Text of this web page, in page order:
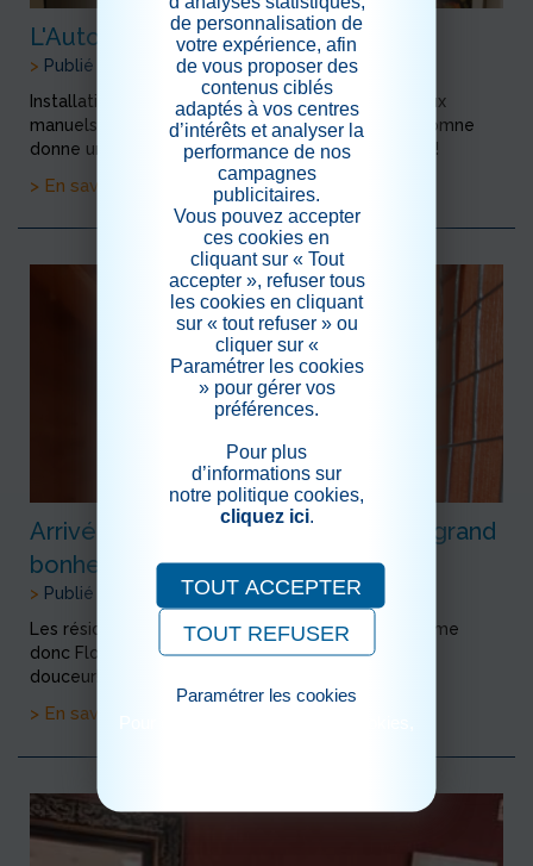
L'Automne est arrivé !
> Publié le 05/10/2020
Installation par Valérie notre animatrice des travaux
manuels de nos résidents. La thématique de l'Automne
donne un résultat époustouflant : juste magnifique!
> En savoir plus
Arrivée de notre lapine pour le plus grand
bonheur des résidents
> Publié le 24/09/2020
Les résidents ont décidé : notre lapine se prénomme
donc Flocon en lien avec sa couleur blanche et sa
douceur!
> En savoir plus
de personnalisation de
votre expérience, afin
de vous proposer des
contenus ciblés
adaptés à vos centres
d’intérêts et analyser la
performance de nos
campagnes
publicitaires.
Vous pouvez accepter
ces cookies en
cliquant sur « Tout
accepter », refuser tous
les cookies en cliquant
sur « tout refuser » ou
cliquer sur «
Paramétrer les cookies
» pour gérer vos
préférences.
Pour plus
d’informations sur
notre politique cookies,
cliquez ici.
TOUT ACCEPTER
TOUT REFUSER
Paramétrer les cookies